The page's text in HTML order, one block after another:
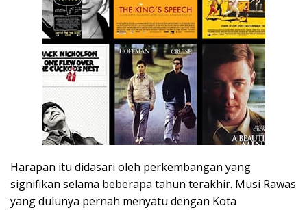
Harapan itu didasari oleh perkembangan yang
signifikan selama beberapa tahun terakhir. Musi Rawas
yang dulunya pernah menyatu dengan Kota